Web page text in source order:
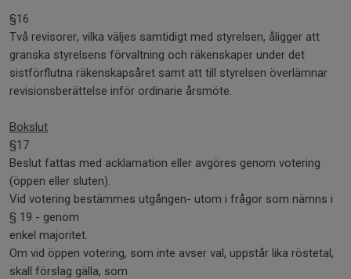
§16
Två revisorer, vilka väljes samtidigt med styrelsen, åligger att
granska styrelsens förvaltning och räkenskaper under det
sistförflutna räkenskapsåret samt att till styrelsen överlämnar
revisionsberättelse inför ordinarie årsmöte.
Bokslut
§17
Beslut fattas med acklamation eller avgöres genom votering
(öppen eller sluten).
Vid votering bestämmes utgången- utom i frågor som nämns i
§ 19 - genom
enkel majoritet.
Om vid öppen votering, som inte avser val, uppstår lika röstetal,
skall förslag gälla, som